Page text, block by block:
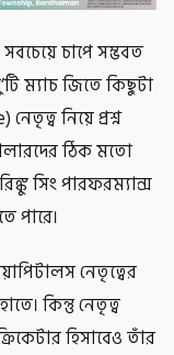
চাপে সম্ভবত
ম্যাচ জিতে কিছুটা
নিয়ে প্রশ্ন
ঠিক মতো
সিং পারফরম্যান্স
পারে।
নেতৃত্বের
কিন্তু নেতৃত্ব
হিসাবেও তাঁর